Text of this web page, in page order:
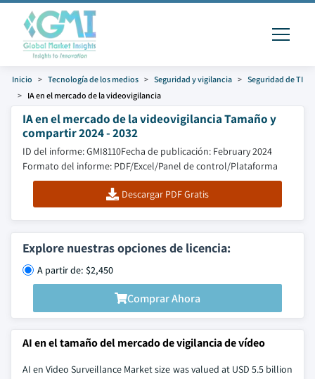
Inicio Tecnología de los medios Seguridad y vigilancia
Seguridad de TI
IA en el mercado de la videovigilancia
IA en el mercado de la videovigilancia Tamaño y
compartir 2024 - 2032
ID del informe: GMI8110Fecha de publicación: February 2024
Formato del informe: PDF/Excel/Panel de control/Plataforma
Descargar PDF Gratis
Explore nuestras opciones de licencia:
A partir de: $2,450
Comprar Ahora
AI en el tamaño del mercado de vigilancia de vídeo
AI en Video Surveillance Market size was valued at USD 5.5 billion